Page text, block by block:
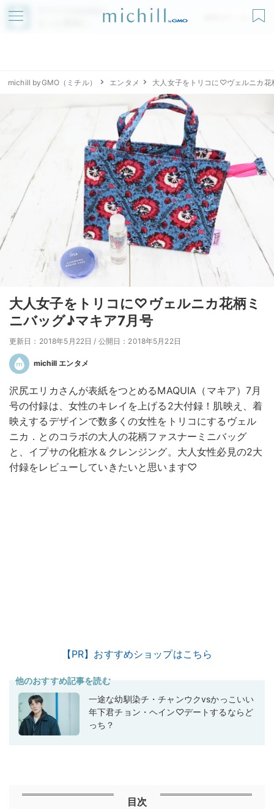
アプリでmichillが
無料ダウンロード
michill byGMO（ミチル） エンタメ 大人女子をトリコに♡ヴェルニカ
大人女子をトリコに♡ヴェルニカ花柄ミ
ニバッグ♪マキア7月号
更新日：2018年5月22日 / 公開日：2018年5月22日
michill エンタメ
沢尻エリカさんが表紙をつとめるMAQUIA（マキア）7月
号の付録は、女性のキレイを上げる2大付録！肌映え、着
映えするデザインで数多くの女性をトリコにするヴェル
ニカ．とのコラボの大人の花柄ファスナーミニバッグ
と、イプサの化粧水＆クレンジング。大人女性必見の2大
付録をレビューしていきたいと思います♡
【PR】おすすめショップはこちら
他のおすすめ記事を読む
一途な幼馴染チ・チャンウクvsかっこいい
年下君チョン・ヘイン♡デートするならど
っち？
目次